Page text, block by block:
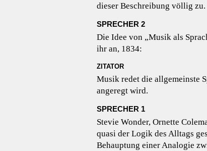
dieser Beschreibung völlig zu.
SPRECHER 2
Die Idee von „Musik als
ihr an, 1834:
ZITATOR
Musik redet die allgemeinste
angeregt wird.
SPRECHER 1
Stevie Wonder, Ornette
quasi der Logik des Alltags
Behauptung einer Analogie